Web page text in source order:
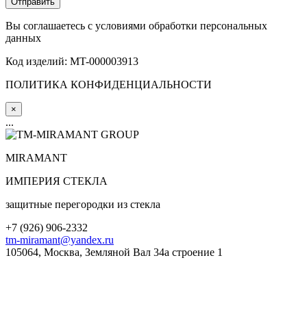
Вы соглашаетесь с условиями обработки персональных
данных
Код изделий: MT-000003913
ПОЛИТИКА КОНФИДЕНЦИАЛЬНОСТИ
×
...
MIRAMANT
ИМПЕРИЯ СТЕКЛА
защитные перегородки из стекла
+7 (926) 906-2332
tm-miramant@yandex.ru
105064, Москва, Земляной Вал 34а строение 1